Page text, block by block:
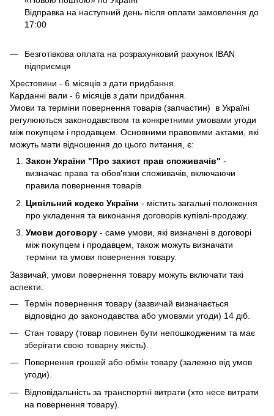
Відправка на наступний день після оплати замовлення до
17:00
Безготівкова оплата на розрахунковий рахунок IBAN
підприємця
Хрестовини - 6 місяців з дати придбання.
Карданні вали - 6 місяців з дати придбання.
Умови та терміни повернення товарів (запчастин) в Україні
регулюються законодавством та конкретними умовами угоди
між покупцем і продавцем. Основними правовими актами, які
можуть мати відношення до цього питання, є:
Закон України "Про захист прав споживачів" -
визначає права та обов'язки споживачів, включаючи
правила повернення товарів.
Цивільний кодекс України - містить загальні положення
про укладення та виконання договорів купівлі-продажу.
Умови договору - саме умови, які визначені в договорі
між покупцем і продавцем, також можуть визначати
терміни та умови повернення товару.
Зазвичай, умови повернення товару можуть включати такі
аспекти:
Термін повернення товару (зазвичай визначається
відповідно до законодавства або умовами угоди) 14 діб.
Стан товару (товар повинен бути непошкодженим та має
зберігати свою товарну якість).
Повернення грошей або обмін товару (залежно від умов
угоди).
Відповідальність за транспортні витрати (хто несе витрати
на повернення товару).